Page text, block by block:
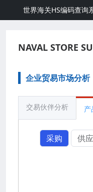
世界海关HS编码查询
NAVAL STORE
企业贸易市场分析
交易伙伴分析 产
采购 供应